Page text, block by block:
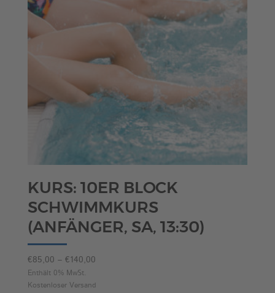
KURS: 10ER BLOCK
SCHWIMMKURS
(ANFÄNGER, SA, 13:30)
€85,00 – € 140,00Preisspanne:
bis
Enthält 0% MwSt.
Kostenloser Versand